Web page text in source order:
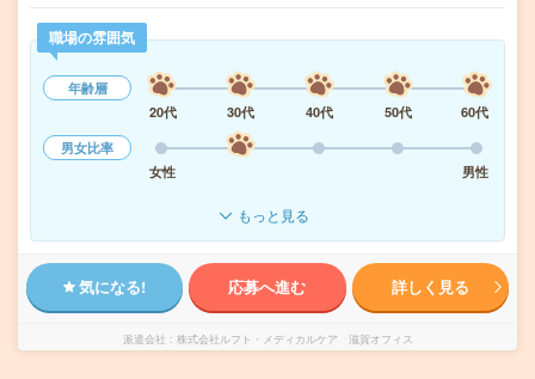
職場の雰囲気
年齢層
20代
30代 40代 50代
60代
男女比率
女性
男性
もっと見る
気になる! 応募へ進む 詳しく見る
派遣会社 株式会社ルフト・メディカルケア 滋賀オフィス